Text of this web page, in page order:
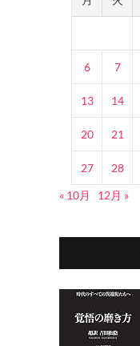
6 7
13 14
20 21
27 28
« 10月
12月 »